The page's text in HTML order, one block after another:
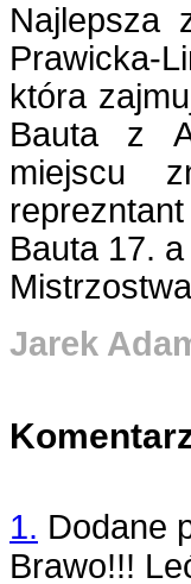
Najlepsza
Prawicka-
która
Bauta z
miejscu
Bauta 17.
Jarek
1. Dodane
Brawo!!!